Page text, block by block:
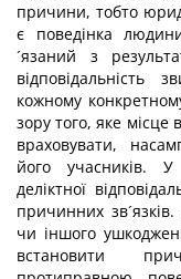
причини, тобто
є поведінка
´язаний з
кожному
зору того, яке
враховувати,
його учасників.
деліктної
причинних
чи іншого
встановити